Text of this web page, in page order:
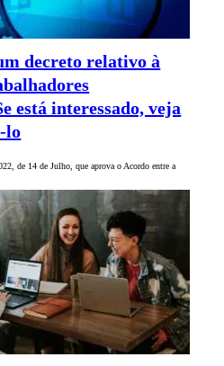
decreto relativo à
está interessado, veja
lo
de 14 de Julho, que aprova o Acordo entre a